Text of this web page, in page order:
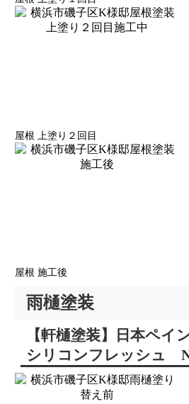
屋根 上塗り２回目
屋根 施工後
雨樋塗装
【軒樋塗装】日本ペイ
シリコンフレッシュ